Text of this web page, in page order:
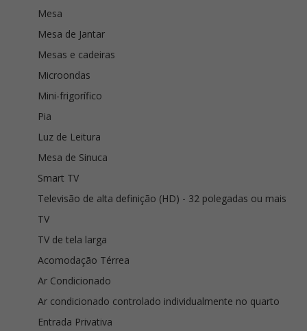
Mesa
Mesa de Jantar
Mesas e cadeiras
Microondas
Mini-frigorífico
Pia
Luz de Leitura
Mesa de Sinuca
Smart TV
Televisão de alta definição (HD) - 32 polegadas ou mais
TV
TV de tela larga
Acomodação Térrea
Ar Condicionado
Ar condicionado controlado individualmente no quarto
Entrada Privativa